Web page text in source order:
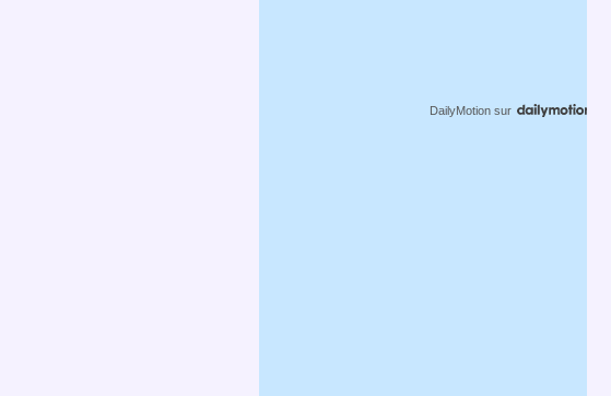
DailyMotion sur